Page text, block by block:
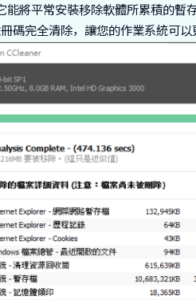
將平常安裝移除軟體所累積的暫
碼完全清除，讓您的作業系統可以